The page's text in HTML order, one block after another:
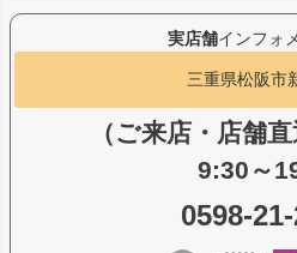
実店舗インフォ
三重県松阪市
（ご来店・店舗
9:30～
0598-